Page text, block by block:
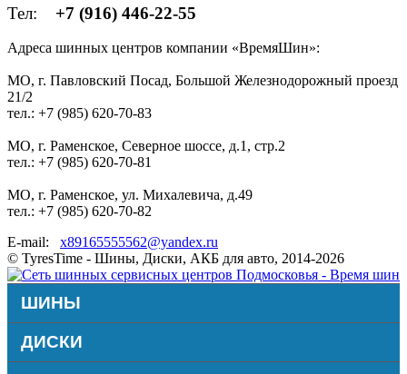
Тел: +7 (916) 446-22-55
Адреса шинных центров компании «ВремяШин»:
МО, г. Павловский Посад, Большой Железнодорожный проезд
21/2
тел.: +7 (985) 620-70-83
МО, г. Раменское, Северное шоссе, д.1, стр.2
тел.: +7 (985) 620-70-81
МО, г. Раменское, ул. Михалевича, д.49
тел.: +7 (985) 620-70-82
E-mail: x89165555562@yandex.ru
© TyresTime - Шины, Диски, АКБ для авто, 2014-2026
ШИНЫ
ДИСКИ